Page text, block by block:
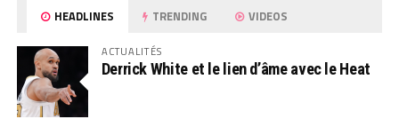
HEADLINES TRENDING VIDEOS
ACTUALITÉS
Derrick White et le lien d’âme avec le Heat